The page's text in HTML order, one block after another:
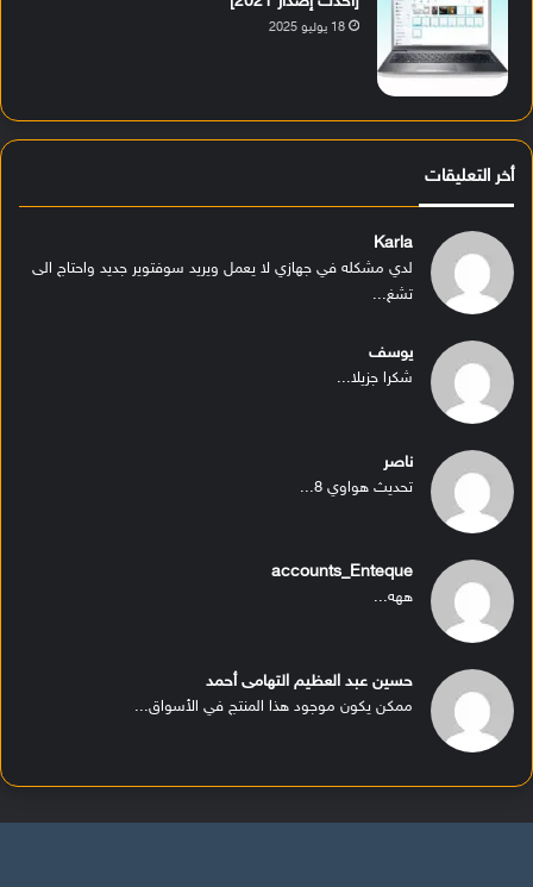
18 يوليو 2025
أخر التعليقات
Karla
لدي مشكله في جهازي لا يعمل ويريد سوفتوير جديد واحتاج الى
تشغ...
يوسف
شكرا جزيلا...
ناصر
تحديث هواوي 8...
accounts_Enteque
ههه...
حسين عبد العظيم التهامى أحمد
ممكن يكون موجود هذا المنتج في الأسواق...